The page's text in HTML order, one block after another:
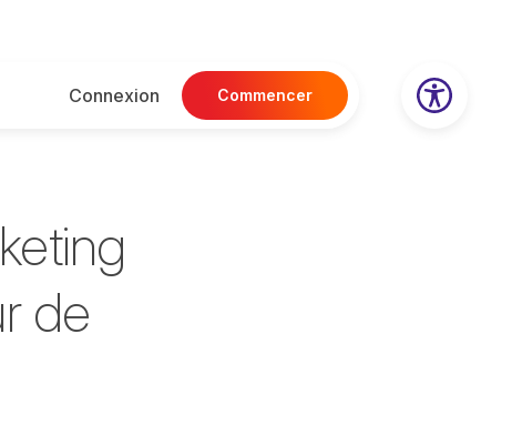
Connexion Commencer
de